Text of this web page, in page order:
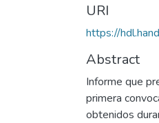
URI
https://
Abstract
Informe que
primera
obtenidos